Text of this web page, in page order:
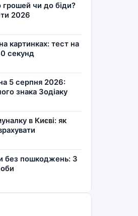
грошей чи до біди?
2026
картинках: тест на
секунд
5 серпня 2026:
знака Зодіаку
в Києві: як
без пошкоджень: 3